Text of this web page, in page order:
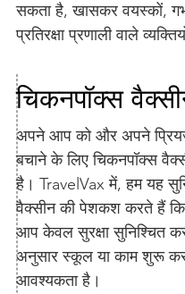
सकता है, खासकर वयस्कों,
प्रतिरक्षा प्रणाली वाले
चिकनपॉक्स
अपने आप को और अपने
बचाने के लिए चिकनपॉक्स
है। TravelVax में, हम यह
वैक्सीन की पेशकश करते हैं कि
आप केवल सुरक्षा सुनिश्चित
अनुसार स्कूल या काम शुरू
आवश्यकता है।